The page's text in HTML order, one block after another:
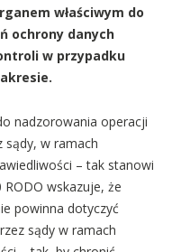
właściwym do
ochrony danych
w przypadku
nadzorowania operacji
sądy, w ramach
– tak stanowi
wskazuje, że
powinna dotyczyć
sądy w ramach